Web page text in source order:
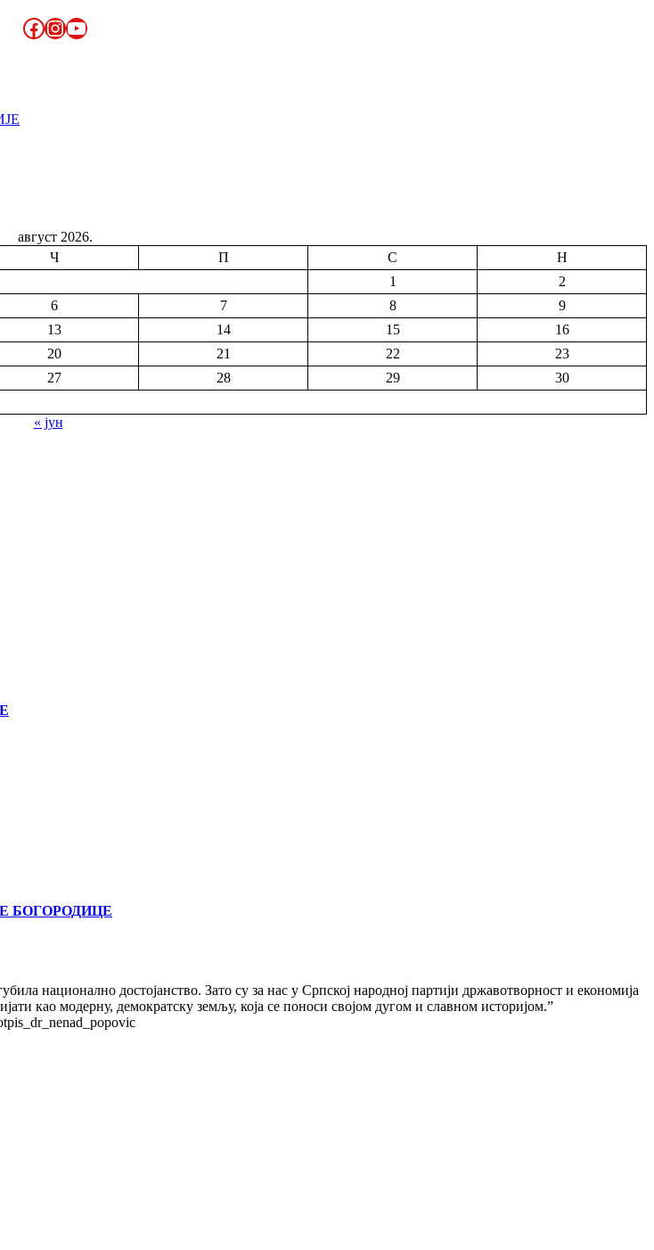
Facebook
Instagram
YouTube
август 2026.
Ч П С
Н
1
2
6 7 8
9
13 14 15
16
20 21 22
23
27 28 29
30
« јун
БОГОРОДИЦЕ
национално достојанство. Зато су за нас у Српској народној партији државотворност и економија
као модерну, демократску земљу, која се поноси својом дугом и славном историјом.”